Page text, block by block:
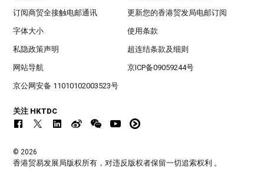
订阅商贸全接触电邮通讯 更新您的香港贸发局电邮订阅
字体大小 使用条款
私隐政策声明 超连结条款及细则
网站导航 京ICP备09059244号
京公网安备 11010102003523号
关注 HKTDC
© 2026
香港贸易发展局版权所有，对违反版权者保留一切追索权利 。